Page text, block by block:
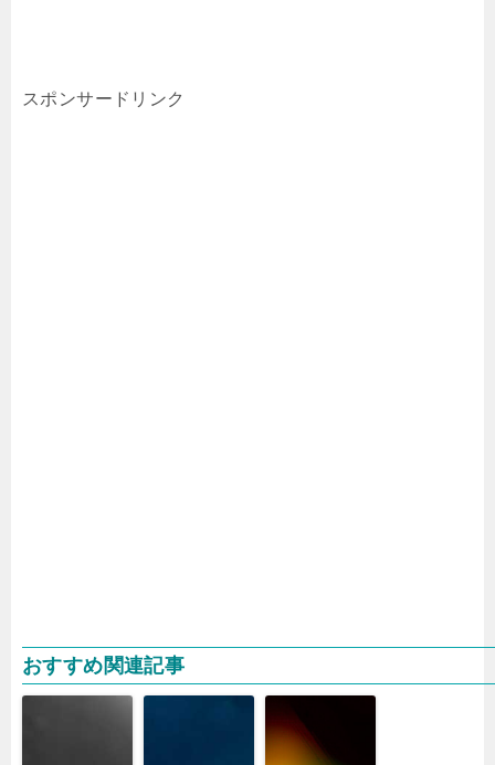
スポンサードリンク
おすすめ関連記事